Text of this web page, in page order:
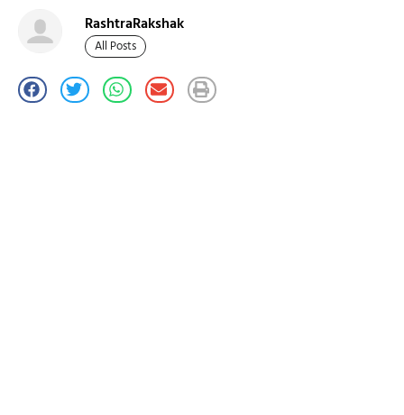
RashtraRakshak
All Posts